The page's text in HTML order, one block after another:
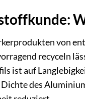
von
recyceln
ist auf
des